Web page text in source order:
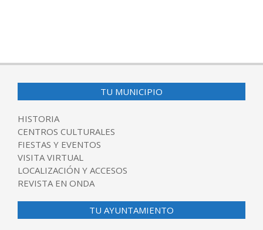
TU MUNICIPIO
HISTORIA
CENTROS CULTURALES
FIESTAS Y EVENTOS
VISITA VIRTUAL
LOCALIZACIÓN Y ACCESOS
REVISTA EN ONDA
TU AYUNTAMIENTO